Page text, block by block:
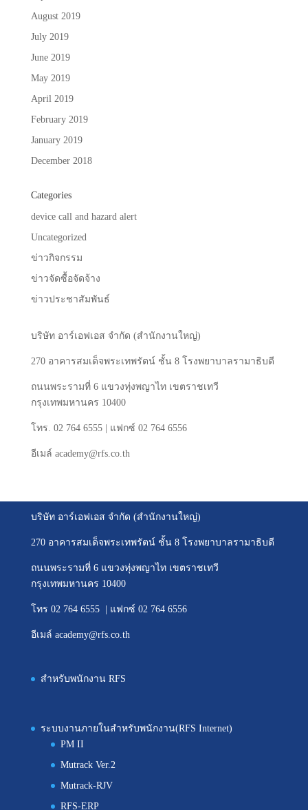
August 2019
July 2019
June 2019
May 2019
April 2019
February 2019
January 2019
December 2018
Categories
device call and hazard alert
Uncategorized
ข่าวกิจกรรม
ข่าวจัดซื้อจัดจ้าง
ข่าวประชาสัมพันธ์
บริษัท อาร์เอฟเอส จำกัด (สำนักงานใหญ่)
270 อาคารสมเด็จพระเทพรัตน์ ชั้น 8 โรงพยาบาลรามาธิบดี
ถนนพระรามที่6 แขวงทุ่งพญาไท เขตราชเทวี
กรุงเทพมหานคร 10400
โทร. 02 764 6555 | แฟกซ์ 02 764 6556
อีเมล์ academy@rfs.co.th
บริษัท อาร์เอฟเอส จำกัด (สำนักงานใหญ่)
270 อาคารสมเด็จพระเทพรัตน์ ชั้น 8 โรงพยาบาลรามาธิบดี
ถนนพระรามที่ 6 แขวงทุ่งพญาไท เขตราชเทวี
กรุงเทพมหานคร 10400
โทร 02 764 6555 | แฟกซ์ 02 764 6556
อีเมล์ academy@rfs.co.th
สำหรับพนักงาน RFS
ระบบงานภายในสำหรับพนักงาน(RFS Internet)
PM II
Mutrack Ver.2
Mutrack-RJV
RFS-ERP